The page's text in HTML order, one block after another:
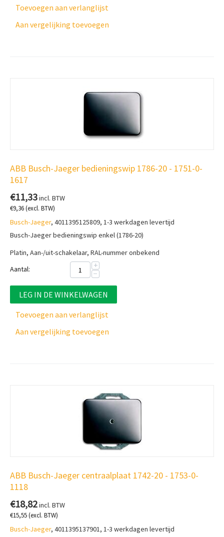
Toevoegen aan verlanglijst
Aan vergelijking toevoegen
ABB Busch-Jaeger bedieningswip 1786-20 - 1751-0-
1617
€11,33incl. BTW
€9,36(excl. BTW)
Busch-Jaeger, 4011395125809, 1-3 werkdagen levertijd
Busch-Jaeger bedieningswip enkel (1786-20)
Platin, Aan-/uit-schakelaar, RAL-nummer onbekend
Aantal:
+
−
LEG IN DE WINKELWAGEN
Toevoegen aan verlanglijst
Aan vergelijking toevoegen
ABB Busch-Jaeger centraalplaat 1742-20 - 1753-0-
1118
€18,82incl. BTW
€15,55(excl. BTW)
Busch-Jaeger, 4011395137901, 1-3 werkdagen levertijd